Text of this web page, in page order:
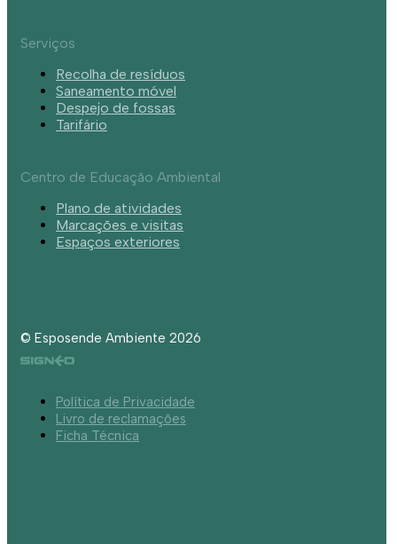
Serviços
Recolha de resíduos
Saneamento móvel
Despejo de fossas
Tarifário
Centro de Educação Ambiental
Plano de atividades
Marcações e visitas
Espaços exteriores
© Esposende Ambiente 2026
Política de Privacidade
Livro de reclamações
Ficha Técnica